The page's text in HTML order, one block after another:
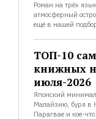
Роман на трёх
атмосферный
ещё в нашей
ТОП-10
книжных
июля-2026
Японский
Малайзию, буря в
Парагвае и кое-